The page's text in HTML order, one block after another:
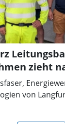
zieht
von